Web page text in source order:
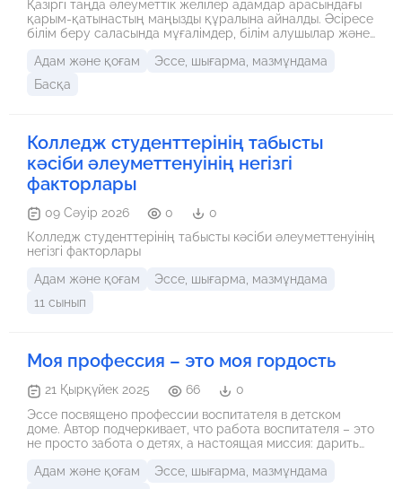
Қазіргі таңда әлеуметтік желілер адамдар арасындағы
қарым-қатынастың маңызды құралына айналды. Әсіресе
білім беру саласында мұғалімдер, білім алушылар және
орнатуда түрлі платформаларды пайдаланады. Алайда
әлеуметтік желіні қолдану барысында этикалық
нормаларды сақтау – педагогтің кәсіби мәдениетінің
Адам және қоғам
Эссе, шығарма, мазмұндама
Басқа
Колледж студенттерінің табысты
кәсіби әлеуметтенуінің негізгі
факторлары
09 Сәуір 2026 0
0
Колледж студенттерінің табысты кәсіби әлеуметтенуінің
негізгі факторлары
Адам және қоғам
Эссе, шығарма, мазмұндама
11 сынып
Моя профессия – это моя гордость
21 Қырқүйек 2025 66
0
Эссе посвящено профессии воспитателя в детском
доме. Автор подчеркивает, что работа воспитателя – это
не просто забота о детях, а настоящая миссия: дарить
семьи. В тексте говорится о трудностях сиротства: дети
Адам және қоғам
Эссе, шығарма, мазмұндама